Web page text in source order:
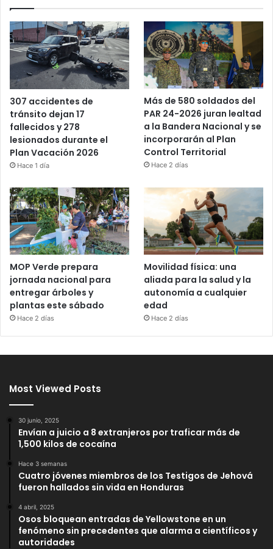
307 accidentes de
tránsito dejan 17
fallecidos y 278
lesionados durante el
Plan Vacación 2026
Hace 1 día
Más de 580 soldados del
PAR 24-2026 juran lealtad
a la Bandera Nacional y se
incorporarán al Plan
Control Territorial
Hace 2 días
MOP Verde prepara
jornada nacional para
entregar árboles y
plantas este sábado
Hace 2 días
Movilidad física: una
aliada para la salud y la
autonomía a cualquier
edad
Hace 2 días
Most Viewed Posts
30 junio, 2025
Envían a juicio a 8 extranjeros por traficar más de
1,500 kilos de cocaína
Hace 3 semanas
Cuatro jóvenes miembros de los Testigos de Jehová
fueron hallados sin vida en Honduras
4 abril, 2025
Osos bloquean entradas de Yellowstone en un
fenómeno sin precedentes que alarma a científicos y
autoridades